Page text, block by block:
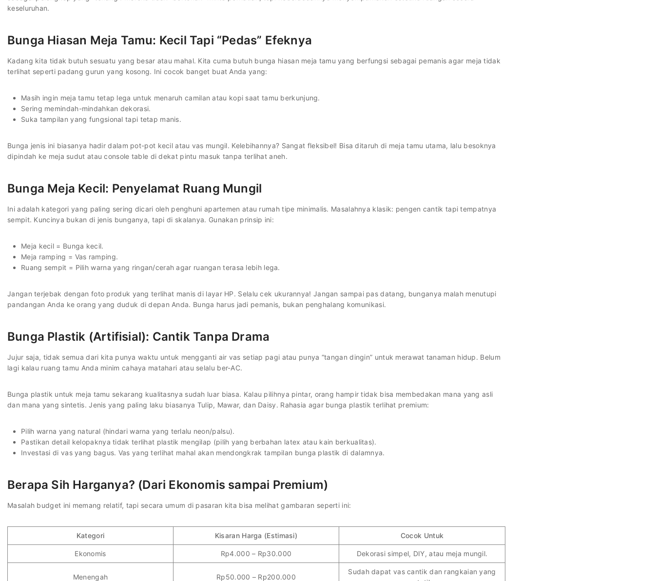
keseluruhan.
Bunga Hiasan Meja Tamu: Kecil Tapi “Pedas” Efeknya
Kadang kita tidak butuh sesuatu yang besar atau mahal. Kita cuma butuh bunga hiasan meja tamu yang berfungsi sebagai pemanis agar meja tidak
terlihat seperti padang gurun yang kosong. Ini cocok banget buat Anda yang:
Masih ingin meja tamu tetap lega untuk menaruh camilan atau kopi saat tamu berkunjung.
Sering memindah-mindahkan dekorasi.
Suka tampilan yang fungsional tapi tetap manis.
Bunga jenis ini biasanya hadir dalam pot-pot kecil atau vas mungil. Kelebihannya? Sangat fleksibel! Bisa ditaruh di meja tamu utama, lalu besoknya
dipindah ke meja sudut atau console table di dekat pintu masuk tanpa terlihat aneh.
Bunga Meja Kecil: Penyelamat Ruang Mungil
Ini adalah kategori yang paling sering dicari oleh penghuni apartemen atau rumah tipe minimalis. Masalahnya klasik: pengen cantik tapi tempatnya
sempit. Kuncinya bukan di jenis bunganya, tapi di skalanya. Gunakan prinsip ini:
Meja kecil = Bunga kecil.
Meja ramping = Vas ramping.
Ruang sempit = Pilih warna yang ringan/cerah agar ruangan terasa lebih lega.
Jangan terjebak dengan foto produk yang terlihat manis di layar HP. Selalu cek ukurannya! Jangan sampai pas datang, bunganya malah menutupi
pandangan Anda ke orang yang duduk di depan Anda. Bunga harus jadi pemanis, bukan penghalang komunikasi.
Bunga Plastik (Artifisial): Cantik Tanpa Drama
Jujur saja, tidak semua dari kita punya waktu untuk mengganti air vas setiap pagi atau punya “tangan dingin” untuk merawat tanaman hidup. Belum
lagi kalau ruang tamu Anda minim cahaya matahari atau selalu ber-AC.
Bunga plastik untuk meja tamu sekarang kualitasnya sudah luar biasa. Kalau pilihnya pintar, orang hampir tidak bisa membedakan mana yang asli
dan mana yang sintetis. Jenis yang paling laku biasanya Tulip, Mawar, dan Daisy. Rahasia agar bunga plastik terlihat premium:
Pilih warna yang natural (hindari warna yang terlalu neon/palsu).
Pastikan detail kelopaknya tidak terlihat plastik mengilap (pilih yang berbahan latex atau kain berkualitas).
Investasi di vas yang bagus. Vas yang terlihat mahal akan mendongkrak tampilan bunga plastik di dalamnya.
Berapa Sih Harganya? (Dari Ekonomis sampai Premium)
Masalah budget ini memang relatif, tapi secara umum di pasaran kita bisa melihat gambaran seperti ini:
Kategori Kisaran Harga (Estimasi) Cocok Untuk
Ekonomis Rp4.000 – Rp30.000 Dekorasi simpel, DIY, atau meja mungil.
Menengah Rp50.000 – Rp200.000
Sudah dapat vas cantik dan rangkaian yang